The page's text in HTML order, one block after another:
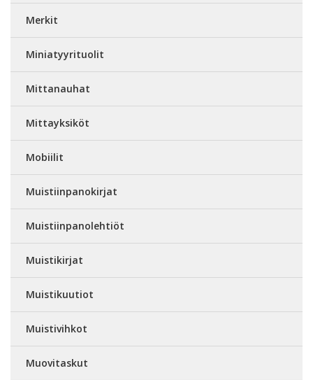
Merkit
Miniatyyrituolit
Mittanauhat
Mittayksiköt
Mobiilit
Muistiinpanokirjat
Muistiinpanolehtiöt
Muistikirjat
Muistikuutiot
Muistivihkot
Muovitaskut